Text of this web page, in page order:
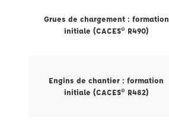
Grues de chargement : formation
initiale (CACES® R490)
Engins de chantier : formation
initiale (CACES® R482)